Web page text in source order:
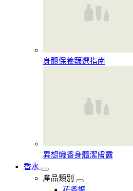
身體保養篩選指南
異想熾香身體潔膚露
香水
產品類別